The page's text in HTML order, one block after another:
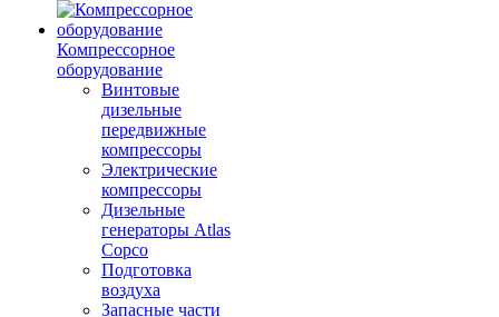
Компрессорное
оборудование
Винтовые
дизельные
передвижные
компрессоры
Электрические
компрессоры
Дизельные
генераторы Atlas
Copco
Подготовка
воздуха
Запасные части